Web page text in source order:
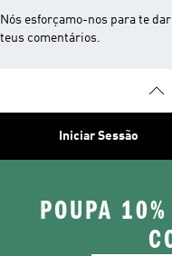
Nós esforçamo-nos para te
teus comentários.
Iniciar Sessão
POUPA